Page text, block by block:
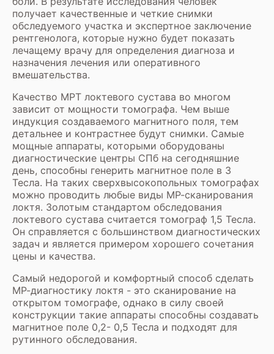
получает качественные и четкие снимки
обследуемого участка и экспертное заключение
рентгенолога, которые нужно будет показать
лечащему врачу для определения диагноза и
назначения лечения или оперативного
вмешательства.
Качество МРТ локтевого сустава во многом
зависит от мощности томографа. Чем выше
индукция создаваемого магнитного поля, тем
детальнее и контрастнее будут снимки. Самые
мощные аппараты, которыми оборудованы
диагностические центры СПб на сегодняшние
день, способны генерить магнитное поле в 3
Тесла. На таких сверхвысокопольных томографах
можно проводить любые виды МР-сканирования
локтя. Золотым стандартом обследования
локтевого сустава считается томограф 1,5 Тесла.
Он справляется с большинством диагностических
задач и является примером хорошего сочетания
цены и качества.
Самый недорогой и комфортный способ сделать
МР-диагностику локтя - это сканирование на
открытом томографе, однако в силу своей
конструкции такие аппараты способны создавать
магнитное поле 0,2- 0,5 Тесла и подходят для
рутинного обследования.